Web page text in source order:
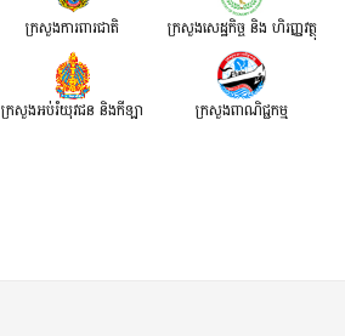
ក្រសួងការពារជាតិ ក្រសួង​សេដ្ឋកិច្ច និង ហិរញ្ញវត្ថុ
ក្រសួងអប់រំយុវជន និងកីឡា ក្រសួងពាណិជ្ជកម្ម